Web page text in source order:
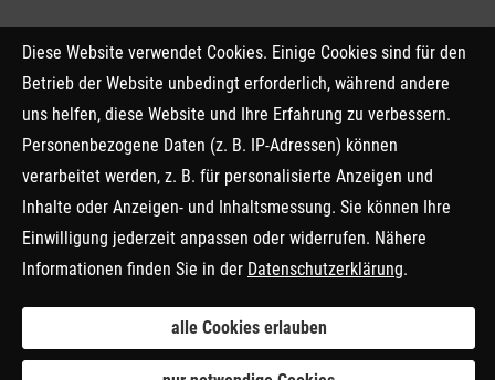
makler GmbH & Co.KG
Diese Website verwendet Cookies. Einige Cookies sind für den
Betrieb der Website unbedingt erforderlich, während andere
uns helfen, diese Website und Ihre Erfahrung zu verbessern.
Personenbezogene Daten (z. B. IP-Adressen) können
verarbeitet werden, z. B. für personalisierte Anzeigen und
Inhalte oder Anzeigen- und Inhaltsmessung. Sie können Ihre
Einwilligung jederzeit anpassen oder widerrufen. Nähere
Informationen finden Sie in der Datenschutzerklärung.
alle Cookies erlauben